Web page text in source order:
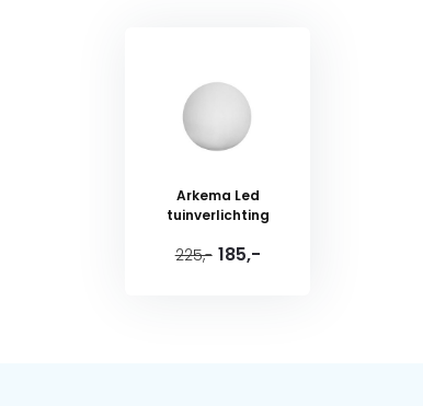
Arkema Led
tuinverlichting
225,- 185,-